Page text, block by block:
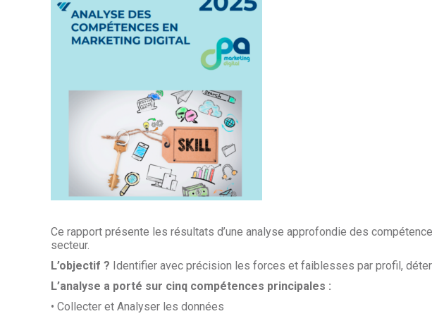
Ce rapport présente les résultats d’une analyse approfondie des
secteur.
L’objectif ? Identifier avec précision les forces et faiblesses par profil,
L’analyse a porté sur cinq compétences principales :
• Collecter et Analyser les données